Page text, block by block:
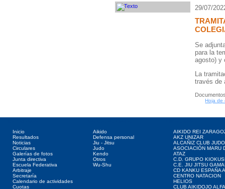
29/07/
Se
para la
agosto) y
La
través de
Hoja de
Inicio
Resultados
Noticias
Circulares
Galerías de fotos
Junta directiva
Escuela Federativa
Arbitraje
Secretaría
Calendario de actividades
Cuotas
Aikido
Defensa personal
Jiu - Jitsu
Judo
Kendo
Otros
Wu-Shu
AIKIDO REI
AKZ UNIZAR
ALCAÑIZ CLUB JUDO
ASOCIACIÓN MARU
ATAZ
C.D. GRUPO
C.E. JIU JITSU
CD KANKU ESPAÑA
CENTRO NATACION
HELIOS
CLUB AIKIDOJO